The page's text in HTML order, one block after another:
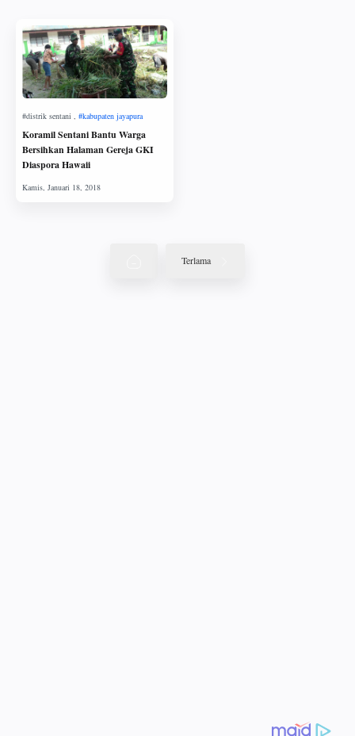
Koramil Sentani Bantu Warga
Bersihkan Halaman Gereja GKI
Diaspora Hawaii
Terlama